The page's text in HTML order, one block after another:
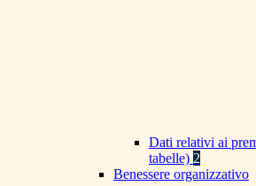
Dati relativi ai
tabelle) 2
Benessere organizzativo